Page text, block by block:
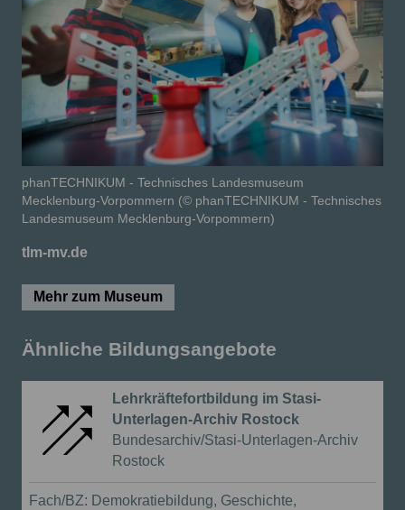
phanTECHNIKUM - Technisches Landesmuseum
Mecklenburg-Vorpommern (© phanTECHNIKUM - Technisches
Landesmuseum Mecklenburg-Vorpommern)
tlm-mv.de
Mehr zum Museum
Ähnliche Bildungsangebote
Fortbildung in Präsenz
Lehrkräftefortbildung im Stasi-
Unterlagen-Archiv Rostock
{{Anbieter:}}
Bundesarchiv/Stasi-Unterlagen-Archiv
Rostock
Fach/BZ: Demokratiebildung, Geschichte,